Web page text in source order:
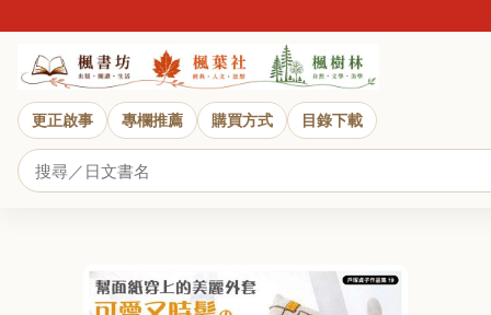
更正啟事 專欄推薦 購買方式 目錄下載